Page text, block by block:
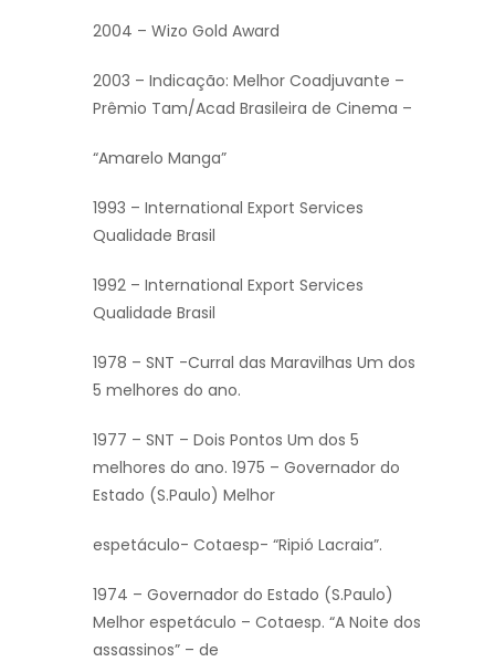
2004 – Wizo Gold Award
2003 – Indicação: Melhor Coadjuvante –
Prêmio Tam/Acad Brasileira de Cinema –
“Amarelo Manga”
1993 – International Export Services
Qualidade Brasil
1992 – International Export Services
Qualidade Brasil
1978 – SNT -Curral das Maravilhas Um dos
5 melhores do ano.
1977 – SNT – Dois Pontos Um dos 5
melhores do ano. 1975 – Governador do
Estado (S.Paulo) Melhor
espetáculo- Cotaesp- “Ripió Lacraia”.
1974 – Governador do Estado (S.Paulo)
Melhor espetáculo – Cotaesp. “A Noite dos
assassinos” – de